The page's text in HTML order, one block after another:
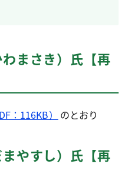
わまさき）氏【再
：116KB） のとおり
まやすし）氏【再